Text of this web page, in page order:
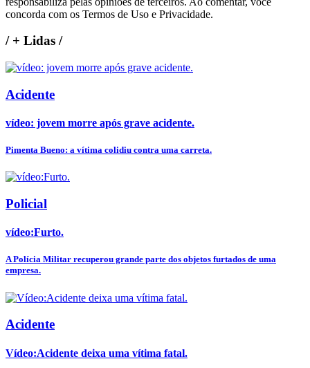
concorda com os Termos de Uso e Privacidade.
/+ Lidas /
Acidente
vídeo: jovem morre após grave acidente.
Pimenta Bueno: a vítima colidiu contra uma carreta.
Policial
vídeo:Furto.
A Polícia Militar recuperou grande parte dos objetos furtados de uma
empresa.
Acidente
Vídeo:Acidente deixa uma vítima fatal.